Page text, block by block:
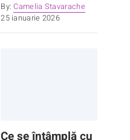
By:Camelia Stavarache
25 ianuarie 2026
Ce se întâmplă cu